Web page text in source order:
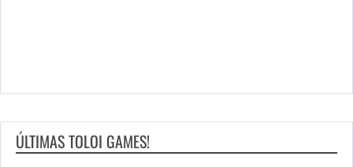
ÚLTIMAS TOLOI GAMES!